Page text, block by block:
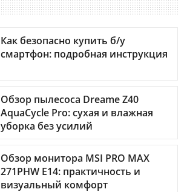
Как безопасно купить б/у
смартфон: подробная инструкция
Обзор пылесоса Dreame Z40
AquaCycle Pro: сухая и влажная
уборка без усилий
Обзор монитора MSI PRO MAX
271PHW E14: практичность и
визуальный комфорт